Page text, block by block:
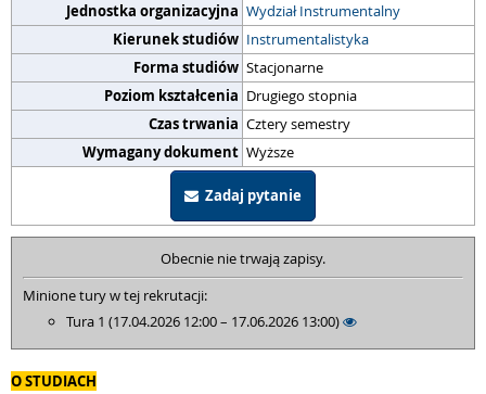
Jednostka organizacyjna Wydział Instrumentalny
Kierunek studiów Instrumentalistyka
Forma studiów Stacjonarne
Poziom kształcenia Drugiego stopnia
Czas trwania Cztery semestry
Wymagany dokument Wyższe
Zadaj pytanie
Obecnie nie trwają zapisy.
Minione tury w tej rekrutacji:
Tura 1 (17.04.2026 12:00 – 17.06.2026 13:00)
O STUDIACH